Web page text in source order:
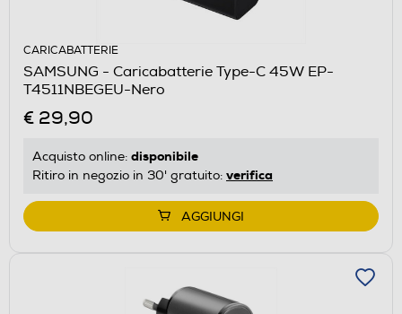
CARICABATTERIE
SAMSUNG - Caricabatterie Type-C 45W EP-
T4511NBEGEU-Nero
€ 29,90
Acquisto online: disponibile
Ritiro in negozio in 30' gratuito: verifica
AGGIUNGI